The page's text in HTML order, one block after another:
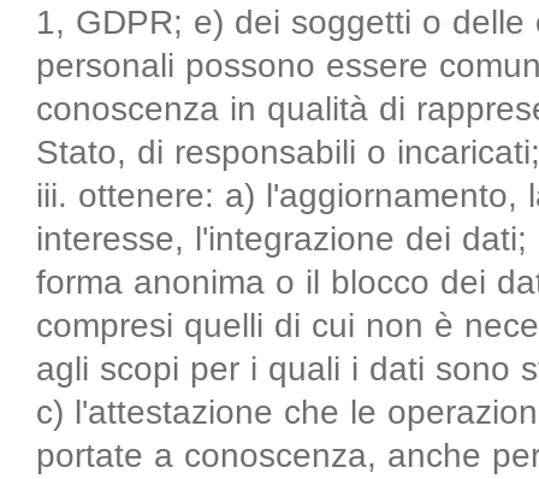
1, GDPR; e) dei soggetti o
personali possono essere
conoscenza in qualità di
Stato, di responsabili o incaricati;
iii. ottenere: a) l'aggiornamento,
interesse, l'integrazione dei
forma anonima o il blocco dei
compresi quelli di cui non è
agli scopi per i quali i dati sono
c) l'attestazione che le
portate a conoscenza, anche